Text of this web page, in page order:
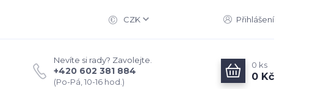
CZK Přihlášení
Nevíte si rady? Zavolejte.
+420 602 381 884
(Po-Pá, 10-16 hod.)
0 ks
0 Kč